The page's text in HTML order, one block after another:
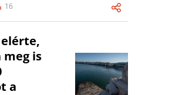
16
elérte,
meg is
a